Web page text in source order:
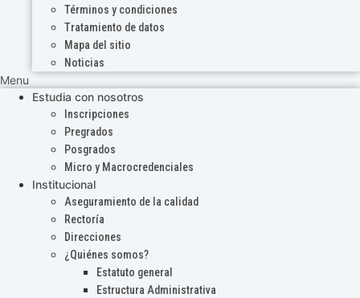
Términos y condiciones
Tratamiento de datos
Mapa del sitio
Noticias
Menu
Estudia con nosotros
Inscripciones
Pregrados
Posgrados
Micro y Macrocredenciales
Institucional
Aseguramiento de la calidad
Rectoría
Direcciones
¿Quiénes somos?
Estatuto general
Estructura Administrativa